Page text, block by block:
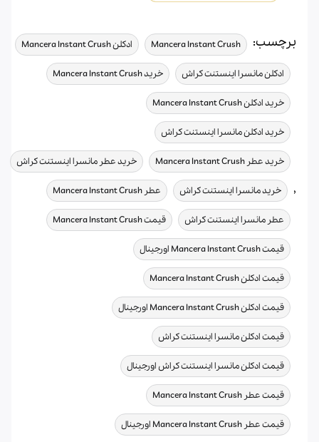
برچسب: Mancera Instant Crush
, ادکلن Mancera Instant Crush ,
ادکلن مانسرا اینستنت کراش , خرید Mancera Instant Crush ,
خرید ادکلن Mancera Instant Crush ,
خرید ادکلن مانسرا اینستنت کراش ,
خرید عطر Mancera Instant Crush , خرید عطر مانسرا اینستنت کراش
, خرید مانسرا اینستنت کراش , عطر Mancera Instant Crush ,
عطر مانسرا اینستنت کراش , قیمت Mancera Instant Crush ,
قیمت Mancera Instant Crush اورجینال ,
قیمت ادکلن Mancera Instant Crush ,
قیمت ادکلن Mancera Instant Crush اورجینال ,
قیمت ادکلن مانسرا اینستنت کراش ,
قیمت ادکلن مانسرا اینستنت کراش اورجینال ,
قیمت عطر Mancera Instant Crush ,
قیمت عطر Mancera Instant Crush اورجینال ,